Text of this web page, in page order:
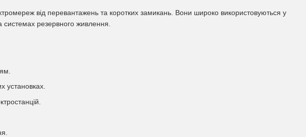
від перевантажень та коротких замикань. Вони широко використовуються у
системах резервного живлення.
установках.